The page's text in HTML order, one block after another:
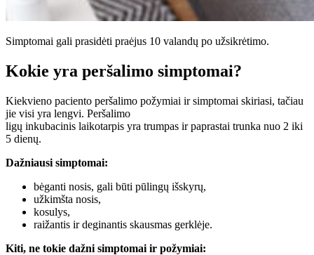
Simptomai gali prasidėti praėjus 10 valandų po užsikrėtimo.
Kokie yra peršalimo simptomai?
Kiekvieno paciento peršalimo požymiai ir simptomai skiriasi, tačiau
jie visi yra lengvi. Peršalimo
ligų inkubacinis laikotarpis yra trumpas ir paprastai trunka nuo 2 iki
5 dienų.
Dažniausi simptomai:
bėganti nosis, gali būti pūlingų išskyrų,
užkimšta nosis,
kosulys,
raižantis ir deginantis skausmas gerklėje.
Kiti, ne tokie dažni simptomai ir požymiai: